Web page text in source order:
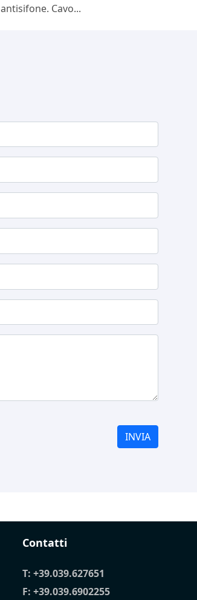
antisifone. Cavo...
INVIA
Contatti
T: +39.039.627651
F: +39.039.6902255